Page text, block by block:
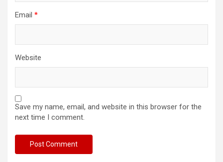
Email *
Website
Save my name, email, and website in this browser for the
next time I comment.